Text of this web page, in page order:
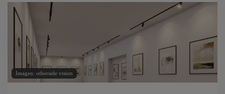
Imagen: otherside vision